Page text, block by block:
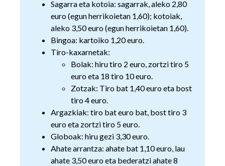
Sagarra eta kotoia: sagarrak, aleko 2,80
euro (egun herrikoietan 1,60); kotoiak,
aleko 3,50 euro (egun herrikoietan 1,60).
Bingoa: kartoiko 1,20 euro.
Tiro-kaxarnetak:
Bolak: hiru tiro 2 euro, zortzi tiro 5
euro eta 18 tiro 10 euro.
Zotzak: Tiro bat 1,40 euro eta bost
tiro 4 euro.
Argazkiak: tiro bat euro bat, bost tiro 3
euro eta zortzi tiro 5 euro.
Globoak: hiru gezi 3,30 euro.
Ahate arrantza: ahate bat 1,10 euro, lau
ahate 3,50 euro eta bederatzi ahate 8